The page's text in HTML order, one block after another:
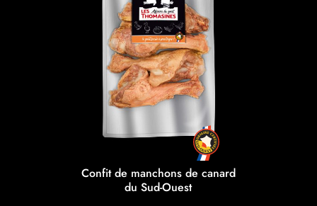
Confit de manchons de canard
du Sud-Ouest